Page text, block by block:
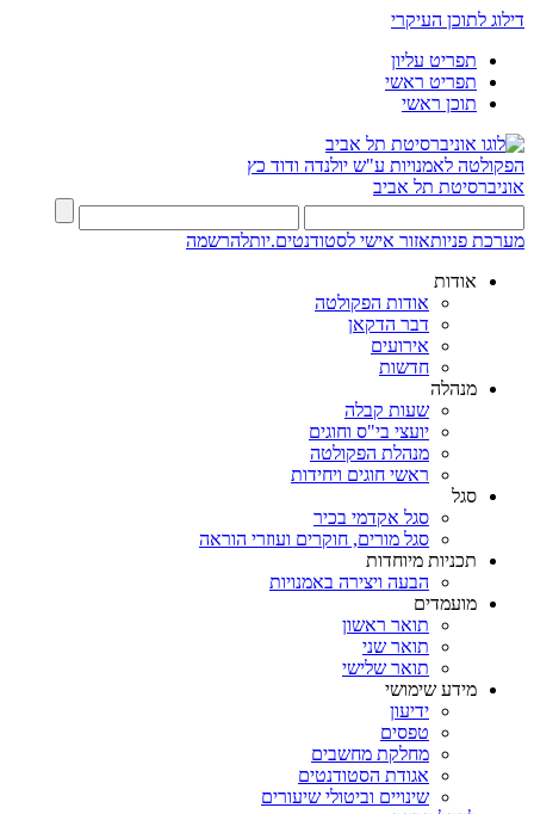
דילוג לתוכן העיקרי
תפריט עליון
תפריט ראשי
תוכן ראשי
הפקולטה לאמנויות ע"ש יולנדה ודוד כץ
אוניברסיטת תל אביב
מערכת פניותאזור אישי לסטודנטים.יותלהרשמה
אודות
אודות הפקולטה
דבר הדקאן
אירועים
חדשות
מנהלה
שעות קבלה
יועצי בי"ס וחוגים
מנהלת הפקולטה
ראשי חוגים ויחידות
סגל
סגל אקדמי בכיר
סגל מורים, חוקרים ועוזרי הוראה
תכניות מיוחדות
הבעה ויצירה באמנויות
מועמדים
תואר ראשון
תואר שני
תואר שלישי
מידע שימושי
ידיעון
טפסים
מחלקת מחשבים
אגודת הסטודנטים
שינויים וביטולי שיעורים